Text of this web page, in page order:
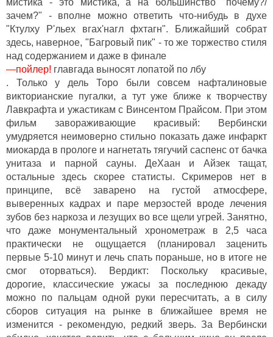
мистика - это мистика, а на большинство "почему?/
зачем?" - вполне можно ответить что-нибудь в духе
"Ктулху Р'льех вгах'нагл фхтагн". Ближайший собрат
здесь, наверное, "Багровый пик" - то же торжество стиля
над содержанием и даже в финале
—пойлер! главгада выносят лопатой по лбу
. Только у дель Торо были совсем нафталиновые
викторианские пугалки, а тут уже ближе к творчеству
Лавкрафта и ужастикам с Винсентом Прайсом. При этом
фильм завораживающие красивый: Вербински
умудряется неимоверно стильно показать даже инфаркт
миокарда в прологе и нагнетать тягучий саспенс от бачка
унитаза и парной сауны. ДеХаан и Айзек тащат,
остальные здесь скорее статисты. Скримеров нет в
принципе, всё заварено на густой атмосфере,
выверенных кадрах и паре мерзостей вроде лечения
зубов без наркоза и лезущих во все щели угрей. Занятно,
что даже монументальный хронометраж в 2,5 часа
практически не ощущается (планировал заценить
первые 5-10 минут и лечь спать пораньше, но в итоге не
смог оторваться). Вердикт: Поскольку красивые,
дорогие, классические ужасы за последнюю декаду
можно по пальцам одной руки пересчитать, а в силу
сборов ситуация на рынке в ближайшее время не
изменится - рекомендую, редкий зверь. За Вербински